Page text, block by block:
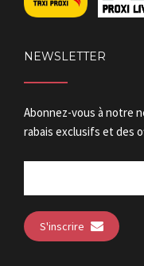
NEWSLETTER
Abonnez-vous à notre
rabais exclusifs et des
S'inscrire